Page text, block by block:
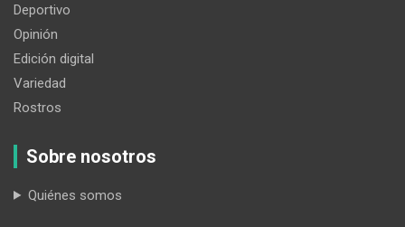
Deportivo
Opinión
Edición digital
Variedad
Rostros
Sobre nosotros
Quiénes somos